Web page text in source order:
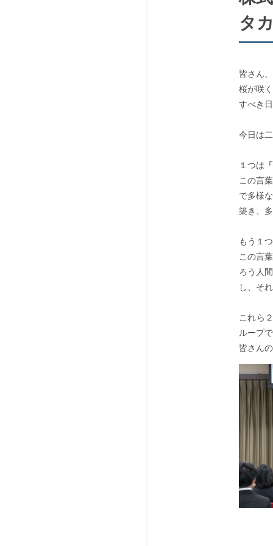
タ
皆さん
桜が咲
すべき
今日は
１つは
この言
で多様
築き、
もう１
この言
ろう人
し、そ
これら
ループ
皆さん